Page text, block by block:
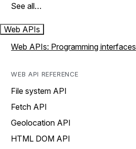
See all…
Web APIs
Web APIs: Programming interfaces
WEB API REFERENCE
File system API
Fetch API
Geolocation API
HTML DOM API